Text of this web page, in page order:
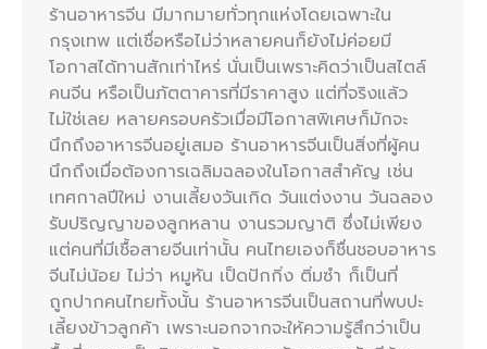
ร้านอาหารจีน มีมากมายทั่วทุกแห่งโดยเฉพาะใน
กรุงเทพ แต่เชื่อหรือไม่ว่าหลายคนก็ยังไม่ค่อยมี
โอกาสได้ทานสักเท่าไหร่ นั่นเป็นเพราะคิดว่าเป็นสไตล์
คนจีน หรือเป็นภัตตาคารที่มีราคาสูง แต่ที่จริงแล้ว
ไม่ใช่เลย หลายครอบครัวเมื่อมีโอกาสพิเศษก็มักจะ
นึกถึงอาหารจีนอยู่เสมอ ร้านอาหารจีนเป็นสิ่งที่ผู้คน
นึกถึงเมื่อต้องการเฉลิมฉลองในโอกาสสำคัญ เช่น
เทศกาลปีใหม่ งานเลี้ยงวันเกิด วันแต่งงาน วันฉลอง
รับปริญญาของลูกหลาน งานรวมญาติ ซึ่งไม่เพียง
แต่คนที่มีเชื้อสายจีนเท่านั้น คนไทยเองก็ชื่นชอบอาหาร
จีนไม่น้อย ไม่ว่า หมูหัน เป็ดปักกิ่ง ติ่มซำ ก็เป็นที่
ถูกปากคนไทยทั้งนั้น ร้านอาหารจีนเป็นสถานที่พบปะ
เลี้ยงข้าวลูกค้า เพราะนอกจากจะให้ความรู้สึกว่าเป็น